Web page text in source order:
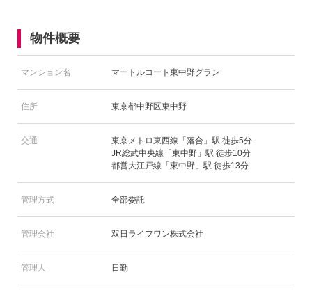
物件概要
マンション名 マートルコート東中野グラン
住所 東京都中野区東中野
交通
東京メトロ東西線「落合」駅 徒歩5分
JR総武中央線「東中野」駅 徒歩10分
都営大江戸線「東中野」駅 徒歩13分
管理方式 全部委託
管理会社 双日ライフワン株式会社
管理人 日勤